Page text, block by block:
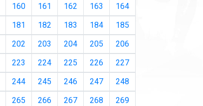
160 161 162 163
164
181 182 183 184
185
202 203 204 205
206
223 224 225 226
227
244 245 246 247
248
265 266 267 268
269